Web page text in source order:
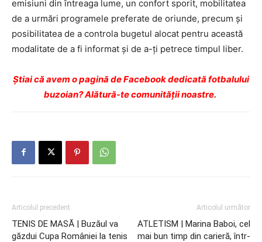
emisiuni din întreaga lume, un confort sporit, mobilitatea
de a urmări programele preferate de oriunde, precum și
posibilitatea de a controla bugetul alocat pentru această
modalitate de a fi informat și de a-ți petrece timpul liber.
Ştiai că avem o pagină de Facebook dedicată fotbalului
buzoian? Alătură-te comunității noastre.
Articolul precedent
TENIS DE MASĂ | Buzăul va
găzdui Cupa României la tenis
Articolul următor
ATLETISM | Marina Baboi, cel
mai bun timp din carieră, într-